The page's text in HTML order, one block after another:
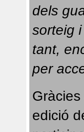
dels
sorteig
tant,
per
Gràcies
edició